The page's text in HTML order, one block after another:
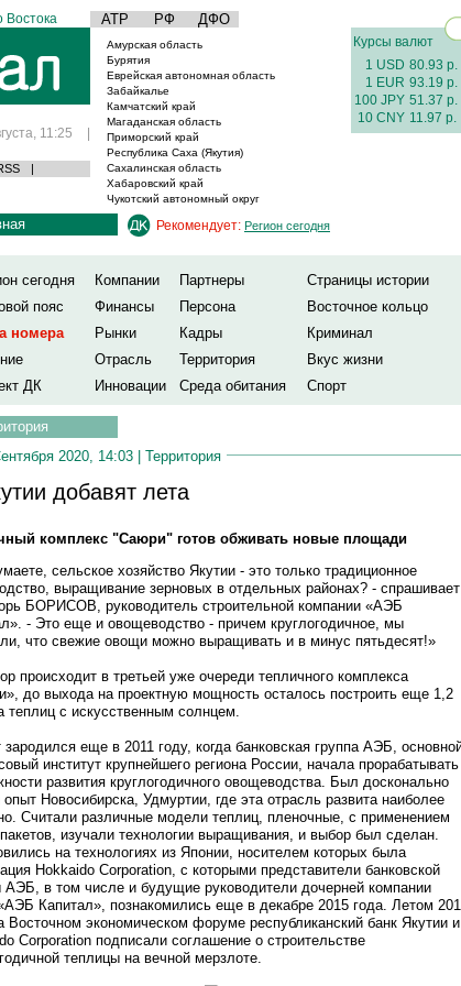
Востока АТР РФ ДФО
11:25 |
|
Амурская область
Бурятия
Еврейская автономная область
Забайкалье
Камчатский край
Магаданская область
Приморский край
Республика Саха (Якутия)
Сахалинская область
Хабаровский край
Чукотский автономный округ
Курсы валют
1 USD 80.93 р.
1 EUR 93.19 р.
100 JPY 51.37 р.
10 CNY 11.97 р.
Рекомендует: Регион сегодня
сегодня Компании Партнеры
Страницы истории
пояс
Финансы Персона
Восточное кольцо
номера
Рынки Кадры
Криминал
Отрасль Территория
Вкус жизни
ДК
Инновации Среда обитания Спорт
2020, 14:03 | Территория
добавят лета
комплекс "Саюри" готов обживать новые площади
сельское хозяйство Якутии - это только традиционное
выращивание зерновых в отдельных районах? - спрашивает
БОРИСОВ, руководитель строительной компании «АЭБ
- Это еще и овощеводство - причем круглогодичное, мы
что свежие овощи можно выращивать и в минус пятьдесят!»
происходит в третьей уже очереди тепличного комплекса
до выхода на проектную мощность осталось построить еще 1,2
теплиц с искусственным солнцем.
зародился еще в 2011 году, когда банковская группа АЭБ,
институт крупнейшего региона России, начала прорабатывать
развития круглогодичного овощеводства. Был досконально
опыт Новосибирска, Удмуртии, где эта отрасль развита наиболее
Считали различные модели теплиц, пленочные, с применением
изучали технологии выращивания, и выбор был сделан.
на технологиях из Японии, носителем которых была
Hokkaido Corporation, с которыми представители банковской
АЭБ, в том числе и будущие руководители дочерней компании
Капитал», познакомились еще в декабре 2015 года. Летом
Восточном экономическом форуме республиканский банк Якутии и
Corporation подписали соглашение о строительстве
теплицы на вечной мерзлоте.